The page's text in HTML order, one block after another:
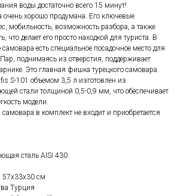
воды достаточно всего 15 минут!
очень хорошо продумана. Его ключевые
мобильность, возможность разбора, а также
что делает его просто находкой для туриста. В
самовара есть специальное посадочное место для
поднимаясь из отверстия, поддерживает
Это главная фишка турецкого самовара.
S-101 объемом 3,5 л изготовлен из
стали толщиной 0,5-0,9 мм, что обеспечивает
модели.
в комплект не входит и приобретается
сталь AISI 430
57x33x30 см
Турция